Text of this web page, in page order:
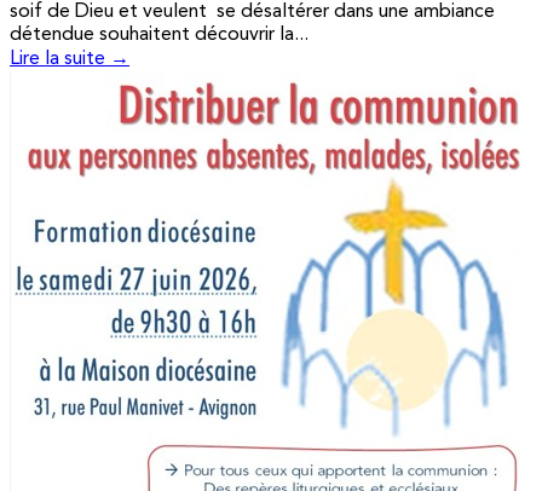
soif de Dieu et veulent se désaltérer dans une ambiance
détendue souhaitent découvrir la...
Lire la suite →